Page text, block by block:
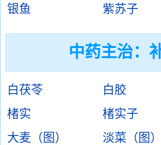
银鱼
紫苏子
中药主治：
白茯苓
白胶
楮实
楮实子
大麦（图）
淡菜（图）